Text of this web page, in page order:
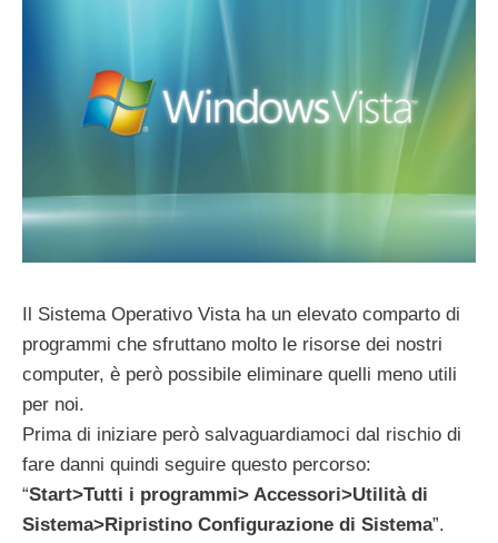
Il Sistema Operativo Vista ha un elevato comparto di
programmi che sfruttano molto le risorse dei nostri
computer, è però possibile eliminare quelli meno utili
per noi.
Prima di iniziare però salvaguardiamoci dal rischio di
fare danni quindi seguire questo percorso:
“Start>Tutti i programmi> Accessori>Utilità di
Sistema>Ripristino Configurazione di Sistema”.